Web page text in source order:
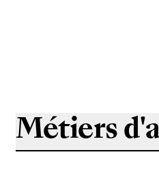
Métiers